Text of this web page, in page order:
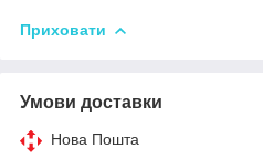
Приховати
Умови доставки
Нова Пошта